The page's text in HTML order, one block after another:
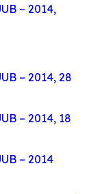
– 2014,
– 2014, 28
– 2014, 18
– 2014